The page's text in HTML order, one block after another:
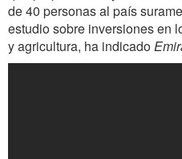
de 40 personas al país
estudio sobre inversiones en
y agricultura, ha indicado